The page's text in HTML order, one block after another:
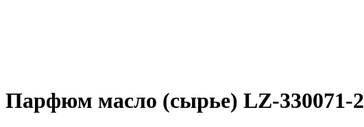
Парфюм масло (сырье) LZ-330071-2